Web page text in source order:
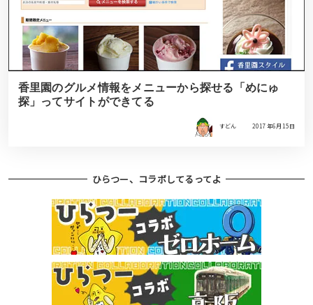
香里園のグルメ情報をメニューから探せる「めにゅ
探」ってサイトができてる
すどん 2017年6月15日
ひらつー、コラボしてるってよ